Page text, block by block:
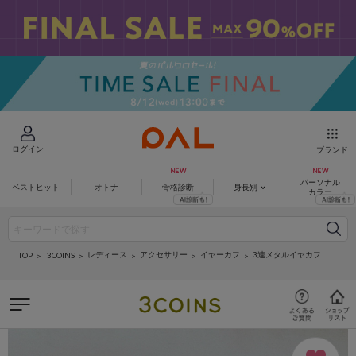
ログイン ブランド
ベストヒット オトナ 骨格診断 身長別
パーソナル
カラー
TOP 3COINS レディース アクセサリー イヤーカフ 3連メタルイヤカフ